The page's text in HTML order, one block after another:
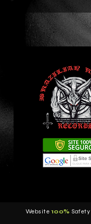
Website 100% Safety